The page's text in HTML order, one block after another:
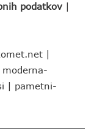
podatkov |
|
moderna-
| pametni-